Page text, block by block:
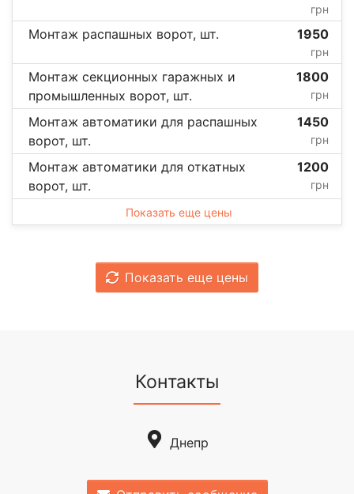
грн
Монтаж распашных ворот, шт. 1950
грн
Монтаж секционных гаражных и
промышленных ворот, шт.
1800
грн
Монтаж автоматики для распашных
ворот, шт.
1450
грн
Монтаж автоматики для откатных
ворот, шт.
1200
грн
Показать еще цены
Показать еще цены
Контакты
Днепр